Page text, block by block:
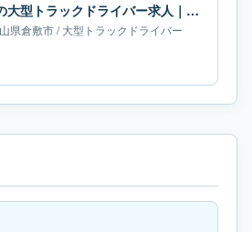
日神機工株式会社の大型トラックドライバー求人｜岡山県倉敷市｜月給66万-66万円
県倉敷市/大型トラックドライバー